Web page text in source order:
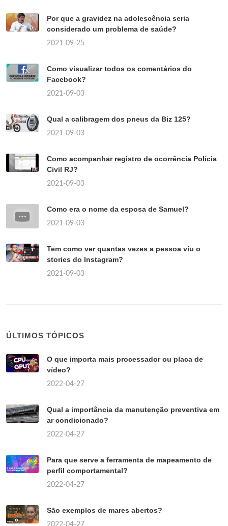
Por que a gravidez na adolescência seria
considerado um problema de saúde?
2021-09-25
Como visualizar todos os comentários do
Facebook?
2021-09-03
Qual a calibragem dos pneus da Biz 125?
2021-09-03
Como acompanhar registro de ocorrência Polícia
Civil RJ?
2021-09-03
Como era o nome da esposa de Samuel?
2021-09-03
Tem como ver quantas vezes a pessoa viu o
stories do Instagram?
2021-09-03
ÚLTIMOS TÓPICOS
O que importa mais processador ou placa de
vídeo?
2022-04-27
Qual a importância da manutenção preventiva em
ar condicionado?
2022-04-27
Para que serve a ferramenta de mapeamento de
perfil comportamental?
2022-04-27
São exemplos de mares abertos?
2022-04-27